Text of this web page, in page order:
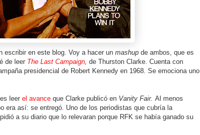
escribir en este blog. Voy a hacer un mashup de ambos, que es
de leer The Last Campaign, de Thurston Clarke. Cuenta con
presidencial de Robert Kennedy en 1968. Se emociona uno
leer el avance que Clarke publicó en Vanity Fair. Al menos
era así: se entregó. Uno de los periodistas que cubría la
a su diario que lo relevaran porque RFK se había ganado su